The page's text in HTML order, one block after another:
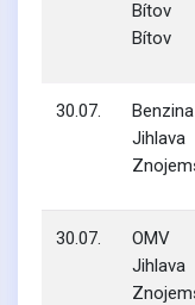
Bítov
Bítov
30.07.
Jihlava
30.07.
OMV
Jihlava